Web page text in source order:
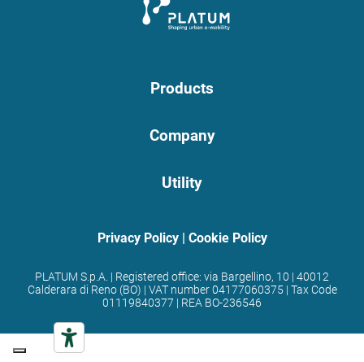
Products
Company
Utility
Privacy Policy| Cookie Policy
PLATUM S.p.A. | Registered office: via Bargellino, 10 | 40012
Calderara di Reno (BO) | VAT number 04177060375 | Tax Code
01119840377 | REA BO-236546